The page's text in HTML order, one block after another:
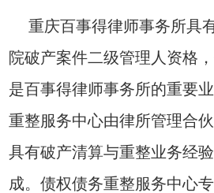
重庆百事得律师事务所具
院破产案件二级管理人资格
是百事得律师事务所的重要
重整服务中心由律所管理合
具有破产清算与重整业务经
成。债权债务重整服务中心